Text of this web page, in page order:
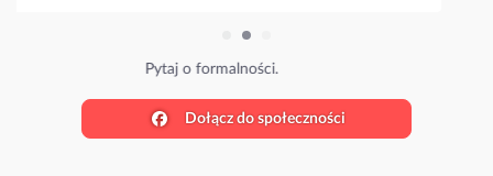
Dołącz do społeczności